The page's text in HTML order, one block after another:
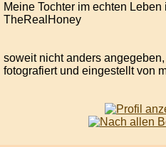
Meine Tochter im echten Leben
TheRealHoney
soweit nicht anders
fotografiert und eingestellt von